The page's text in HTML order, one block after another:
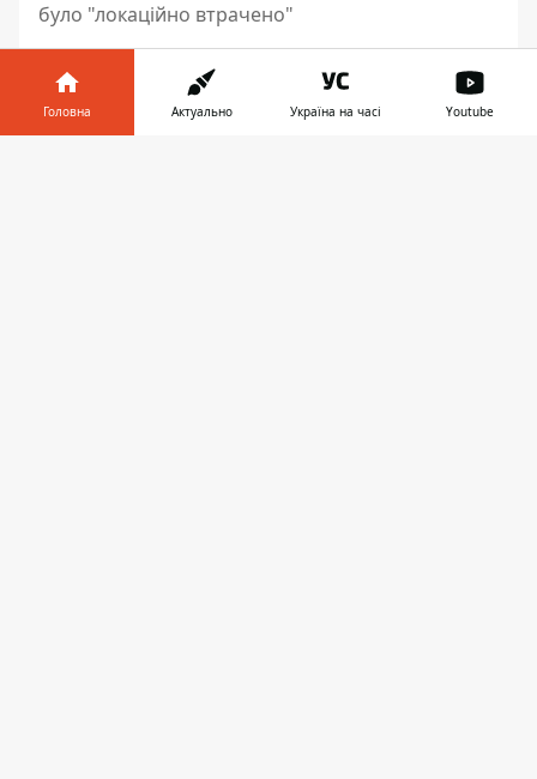
було "локаційно втрачено"
Вранці 7 жовтня українські сили
протиповітряної оборони збили над
Києвом
дві аеробалістичні ракети Х-47
Головна Актуально Україна на часі Youtube